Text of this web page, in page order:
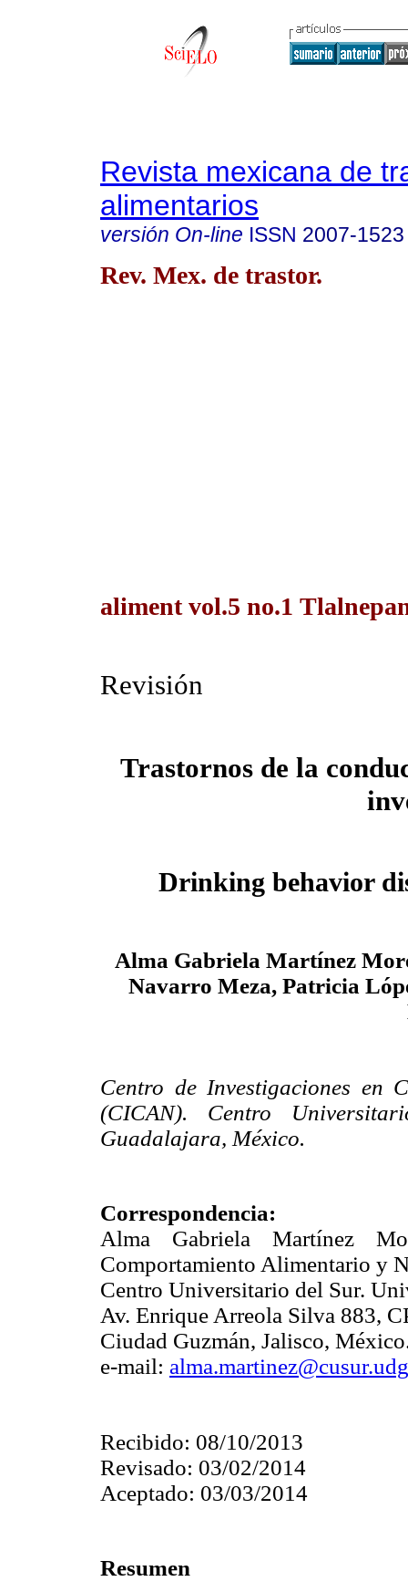
Revista mexicana de
alimentarios
versión On-line ISSN 2007-1523
Rev. Mex. de trastor.
aliment vol.5 no.1
Revisión
Trastornos de la
Drinking behavior
Alma Gabriela Martínez
Navarro Meza, Patricia
Centro de Investigaciones en
(CICAN). Centro
Guadalajara, México.
Correspondencia:
Alma Gabriela Martínez
Comportamiento Alimentario y
Centro Universitario del Sur.
Av. Enrique Arreola Silva 883,
Ciudad Guzmán, Jalisco,
e-mail:
Recibido: 08/10/2013
Revisado: 03/02/2014
Aceptado: 03/03/2014
Resumen